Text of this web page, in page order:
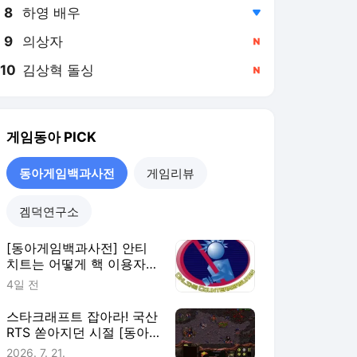
8 하영 배우
9 의상자
10 김상혁 돌싱
게임동아PICK
동아게임백과사전 게임리뷰
겜덕연구소
[동아게임백과사전] 안티
치트는 어떻게 핵 이용자를
잡을까?
4일 전
스타크래프트 잡아라! 국산
RTS 쏟아지던 시절 [동아
게임백과사전]
2026. 7. 21.